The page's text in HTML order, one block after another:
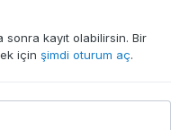
sonra kayıt olabilirsin. Bir
için şimdi oturum aç.